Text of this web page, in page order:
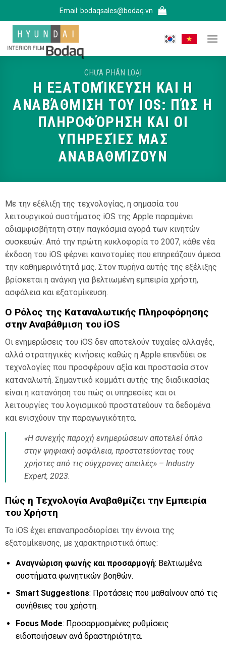
qua
dung
Email: bodaqsales@bodaq.vn
CHƯA PHÂN LOẠI
Η ΕΞΑΤΟΜΊΚΕΥΣΗ ΚΑΙ Η
ΑΝΑΒΆΘΜΙΣΗ ΤΟΥ IOS: ΠΏΣ Η
ΠΛΗΡΟΦΌΡΗΣΗ ΚΑΙ ΟΙ
ΥΠΗΡΕΣΊΕΣ ΜΑΣ
ΑΝΑΒΑΘΜΊΖΟΥΝ
Με την εξέλιξη της τεχνολογίας, η σημασία του
λειτουργικού συστήματος iOS της Apple παραμένει
αδιαμφισβήτητη στην παγκόσμια αγορά των κινητών
συσκευών. Από την πρώτη κυκλοφορία το 2007, κάθε νέα
έκδοση του iOS φέρνει καινοτομίες που επηρεάζουν άμεσα
την καθημερινότητά μας. Στον πυρήνα αυτής της εξέλιξης
βρίσκεται η ανάγκη για βελτιωμένη εμπειρία χρήστη,
ασφάλεια και εξατομίκευση.
Ο Ρόλος της Καταναλωτικής Πληροφόρησης
στην Αναβάθμιση του iOS
Οι ενημερώσεις του iOS δεν αποτελούν τυχαίες αλλαγές,
αλλά στρατηγικές κινήσεις καθώς η Apple επενδύει σε
τεχνολογίες που προσφέρουν αξία και προστασία στον
καταναλωτή. Σημαντικό κομμάτι αυτής της διαδικασίας
είναι η κατανόηση του πώς οι υπηρεσίες και οι
λειτουργίες του λογισμικού προστατεύουν τα δεδομένα
και ενισχύουν την παραγωγικότητα.
«Η συνεχής παροχή ενημερώσεων αποτελεί όπλο
στην ψηφιακή ασφάλεια, προστατεύοντας τους
χρήστες από τις σύγχρονες απειλές» – Industry
Expert, 2023.
Πώς η Τεχνολογία Αναβαθμίζει την Εμπειρία
του Χρήστη
Το iOS έχει επαναπροσδιορίσει την έννοια της
εξατομίκευσης, με χαρακτηριστικά όπως:
Αναγνώριση φωνής και προσαρμογή: Βελτιωμένα
συστήματα φωνητικών βοηθών.
Smart Suggestions: Προτάσεις που μαθαίνουν από τις
συνήθειες του χρήστη.
Focus Mode: Προσαρμοσμένες ρυθμίσεις
ειδοποιήσεων ανά δραστηριότητα.